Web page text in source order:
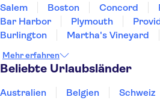
Salem Boston Concord
Bar Harbor
Plymouth
Burlington
Martha's Vineyard
Brooklyn
Mehr erfahren
Beliebte Urlaubsländer
Australien Belgien
Schweiz